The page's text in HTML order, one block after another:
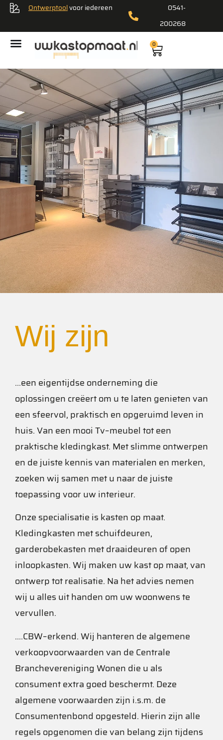
Ontwerptoolvoor iedereen
0541-
200268
0
Wij zijn
…een eigentijdse onderneming die
oplossingen creëert om u te laten genieten van
een sfeervol, praktisch en opgeruimd leven in
huis.Van een mooi Tv–meubel tot een
praktische kledingkast. Met slimme ontwerpen
en de juiste kennis van materialen en merken,
zoeken wij samen met u naar de juiste
toepassing voor uw interieur.
Onze specialisatie is kasten op maat.
Kledingkasten met schuifdeuren,
garderobekasten met draaideuren of open
inloopkasten.Wij maken uw kast op maat, van
ontwerp tot realisatie. Na het advies nemen
wij u alles uit handen om uwwoonwens te
vervullen.
….CBW–erkend. Wij hanteren de algemene
verkoopvoorwaarden van de Centrale
Branchevereniging Wonen die u als
consumentextra goed beschermt. Deze
algemene voorwaarden zijn i.s.m. de
Consumentenbond opgesteld. Hierin zijn alle
regels opgenomen die van belang zijn tijdens